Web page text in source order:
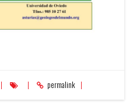
permalink